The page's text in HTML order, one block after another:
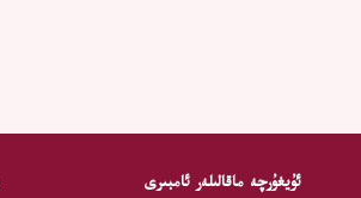
ئۇيغۇرچە ماقالىلەر ئامبىرى